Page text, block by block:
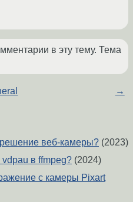
в эту тему. Тема
→
веб-камеры? (2023)
vdpau в ffmpeg? (2024)
с камеры Pixart